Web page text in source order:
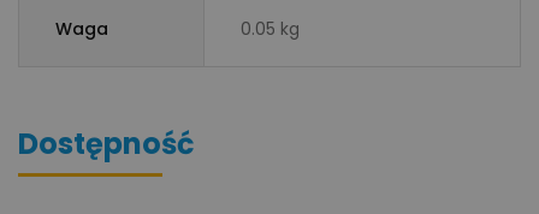
Waga 0.05 kg
Dostępność